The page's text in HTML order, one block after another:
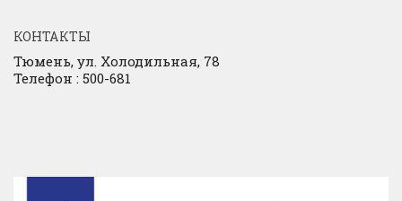
КОНТАКТЫ
Тюмень, ул. Холодильная, 78
Телефон : 500-681